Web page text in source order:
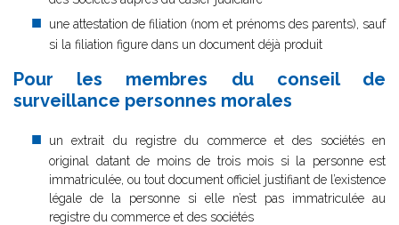
une attestation de filiation (nom et prénoms des parents), sauf
si la filiation figure dans un document déjà produit
Pour les membres du conseil de
surveillance personnes morales
un extrait du registre du commerce et des sociétés en
original datant de moins de trois mois si la personne est
immatriculée, ou tout document officiel justifiant de l’existence
légale de la personne si elle n’est pas immatriculée au
registre du commerce et des sociétés